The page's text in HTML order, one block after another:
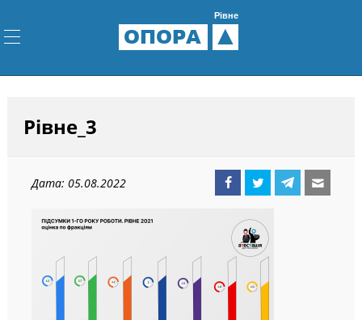
ОПОРА
Рівне
Рівне_3
Дата: 05.08.2022